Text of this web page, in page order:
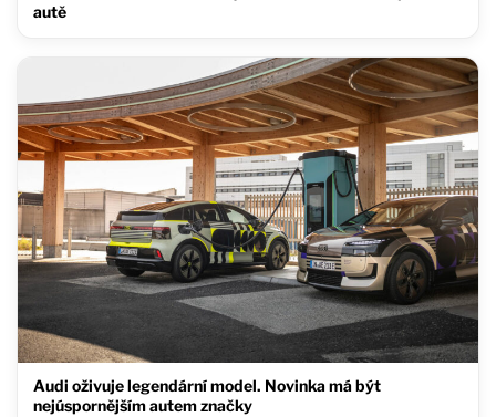
autě
Audi oživuje legendární model. Novinka má být
nejúspornějším autem značky